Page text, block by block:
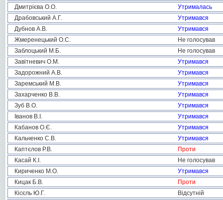
Дмитрієва О.О.
Утрималась
Драбовський А.Г.
Утримався
Дубнов А.В.
Утримався
Жмеренецький О.С.
Не голосував
Заблоцький М.Б.
Не голосував
Завітневич О.М.
Утримався
Задорожний А.В.
Утримався
Заремський М.В.
Утримався
Захарченко В.В.
Утримався
Зуб В.О.
Утримався
Іванов В.І.
Утримався
Кабанов О.Є.
Утримався
Кальченко С.В.
Утримався
Каптєлов Р.В.
Проти
Касай К.І.
Не голосував
Кириченко М.О.
Утримався
Кицак Б.В.
Проти
Кісєль Ю.Г.
Відсутній